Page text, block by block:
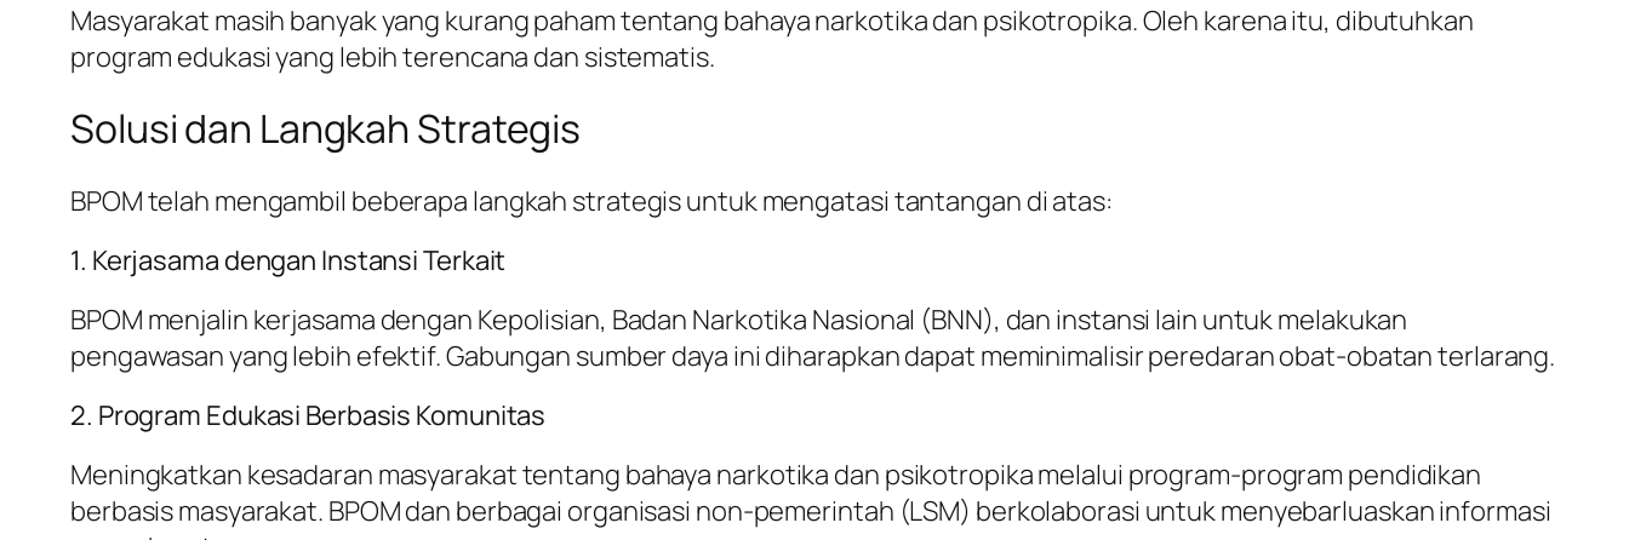
Masyarakat masih banyak yang kurang paham tentang bahaya narkotika dan psikotropika. Oleh karena itu, dibutuhkan
program edukasi yang lebih terencana dan sistematis.
Solusi dan Langkah Strategis
BPOM telah mengambil beberapa langkah strategis untuk mengatasi tantangan di atas:
1. Kerjasama dengan Instansi Terkait
BPOM menjalin kerjasama dengan Kepolisian, Badan Narkotika Nasional (BNN), dan instansi lain untuk melakukan
pengawasan yang lebih efektif. Gabungan sumber daya ini diharapkan dapat meminimalisir peredaran obat-obatan terlarang.
2. Program Edukasi Berbasis Komunitas
Meningkatkan kesadaran masyarakat tentang bahaya narkotika dan psikotropika melalui program-program pendidikan
berbasis masyarakat. BPOM dan berbagai organisasi non-pemerintah (LSM) berkolaborasi untuk menyebarluaskan informasi